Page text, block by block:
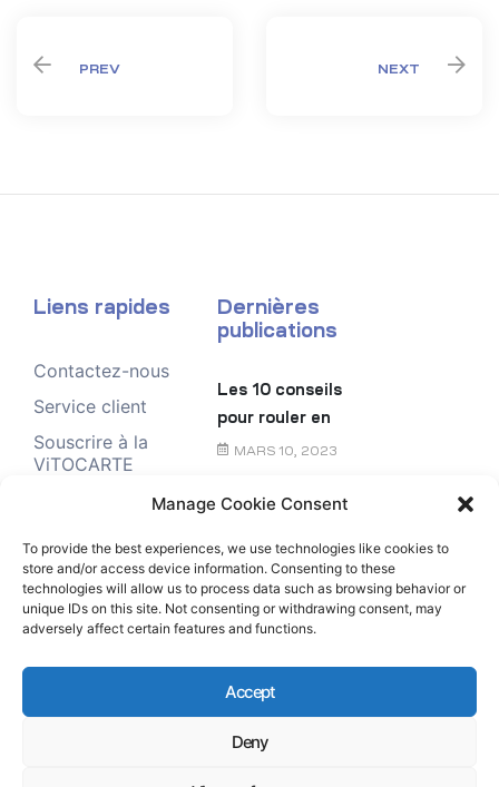
Manage Cookie Consent
To provide the best experiences, we use technologies like cookies to
store and/or access device information. Consenting to these
technologies will allow us to process data such as browsing behavior or
unique IDs on this site. Not consenting or withdrawing consent, may
adversely affect certain features and functions.
Accept
Deny
PREV NEXT
Liens rapides
Contactez-nous
Service client
Souscrire à la
ViTOCARTE
Dernières
publications
Les 10 conseils
pour rouler en
toute sécurité
MARS 10, 2023
Le chèque
FÉVRIER 6, 2023